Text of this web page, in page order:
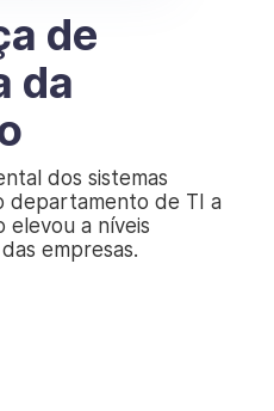
de
da
dos sistemas
departamento de TI a
elevou a níveis
empresas.